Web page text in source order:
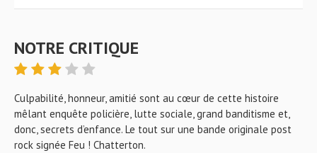
NOTRE CRITIQUE
Culpabilité, honneur, amitié sont au cœur de cette histoire
mêlant enquête policière, lutte sociale, grand banditisme et,
donc, secrets d’enfance. Le tout sur une bande originale post
rock signée Feu ! Chatterton.